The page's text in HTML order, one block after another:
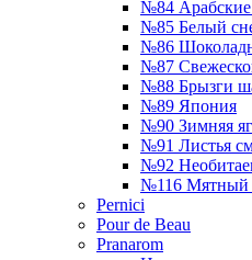
№84 Арабские
№85 Белый
№86
№87
№88 Брызги
№89 Япония
№90 Зимняя
№91 Листья
№92
№116 Мятный
Pernici
Pour de Beau
Pranarom